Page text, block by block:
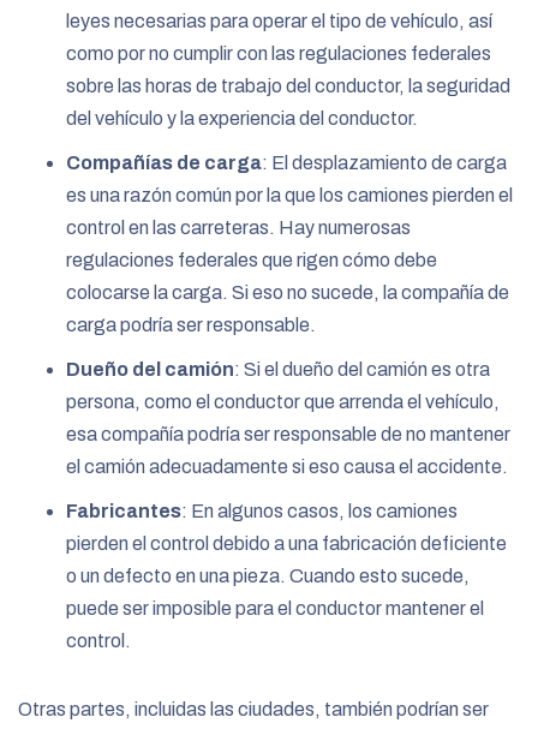
leyes necesarias para operar el tipo de vehículo, así
como por no cumplir con las regulaciones federales
sobre las horas de trabajo del conductor, la seguridad
del vehículo y la experiencia del conductor.
Compañías de carga: El desplazamiento de carga
es una razón común por la que los camiones pierden el
control en las carreteras. Hay numerosas
regulaciones federales que rigen cómo debe
colocarse la carga. Si eso no sucede, la compañía de
carga podría ser responsable.
Dueño del camión: Si el dueño del camión es otra
persona, como el conductor que arrenda el vehículo,
esa compañía podría ser responsable de no mantener
el camión adecuadamente si eso causa el accidente.
Fabricantes: En algunos casos, los camiones
pierden el control debido a una fabricación deficiente
o un defecto en una pieza. Cuando esto sucede,
puede ser imposible para el conductor mantener el
control.
Otras partes, incluidas las ciudades, también podrían ser